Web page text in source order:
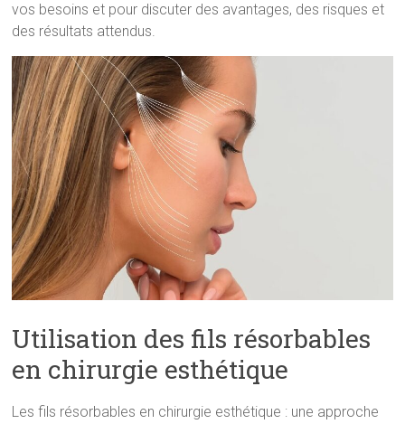
vos besoins et pour discuter des avantages, des risques et
des résultats attendus.
Utilisation des fils résorbables
en chirurgie esthétique
Les fils résorbables en chirurgie esthétique : une approche